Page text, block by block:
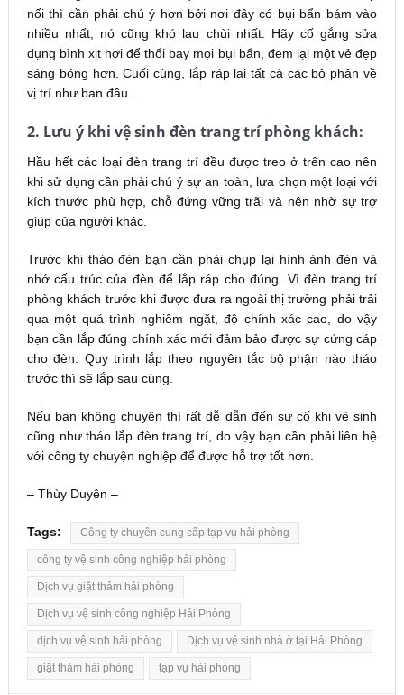
nối thì cần phải chú ý hơn bởi nơi đây có bụi bẩn bám vào
nhiều nhất, nó cũng khó lau chùi nhất. Hãy cố gắng sửa
dụng bình xịt hơi để thổi bay mọi bụi bẩn, đem lại một vẻ đẹp
sáng bóng hơn. Cuối cùng, lắp ráp lại tất cả các bộ phận về
vị trí như ban đầu.
2. Lưu ý khi vệ sinh đèn trang trí phòng khách:
Hầu hết các loại đèn trang trí đều được treo ở trên cao nên
khi sử dụng cần phải chú ý sự an toàn, lựa chọn một loại với
kích thước phù hợp, chỗ đứng vững trãi và nên nhờ sự trợ
giúp của người khác.
Trước khi tháo đèn bạn cần phải chụp lại hình ảnh đèn và
nhớ cấu trúc của đèn để lắp ráp cho đúng. Vì đèn trang trí
phòng khách trước khi được đưa ra ngoài thị trường phải trải
qua một quá trình nghiêm ngặt, độ chính xác cao, do vậy
bạn cần lắp đúng chính xác mới đảm bảo được sự cứng cáp
cho đèn. Quy trình lắp theo nguyên tắc bộ phận nào tháo
trước thì sẽ lắp sau cùng.
Nếu bạn không chuyên thì rất dễ dẫn đến sự cố khi vệ sinh
cũng như tháo lắp đèn trang trí, do vậy bạn cần phải liên hệ
với công ty chuyện nghiệp để được hỗ trợ tốt hơn.
– Thùy Duyên –
Tags: Công ty chuyên cung cấp tạp vụ hải phòng
công ty vệ sinh công nghiệp hải phòng
Dịch vụ giặt thảm hải phòng
Dịch vụ vệ sinh công nghiệp Hải Phòng
dịch vụ vệ sinh hải phòng Dịch vụ vệ sinh nhà ở tại Hải Phòng
giặt thảm hải phòng tạp vụ hải phòng